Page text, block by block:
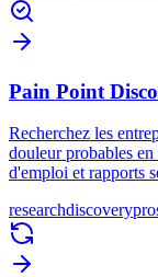
Pain Point
Recherchez les
douleur probables
d'emploi et rapports
researchdiscovery